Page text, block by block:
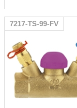
7217-TS-99-FV